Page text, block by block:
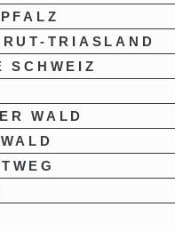
TRIASLAND
SCHWEIZ
WALD